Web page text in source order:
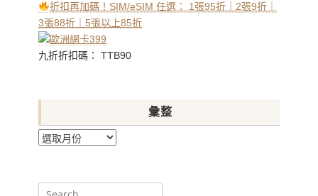
折扣再加碼！SIM/eSIM 任選： 1張95折｜2張9折｜
3張88折｜5張以上85折
九折折扣碼： TTB90
彙整
彙
Search